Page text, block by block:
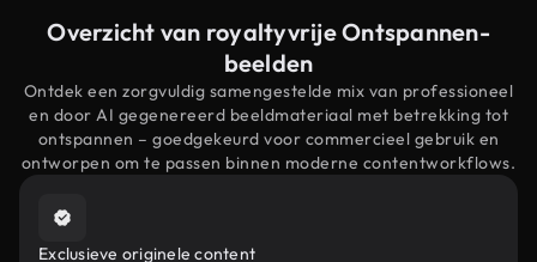
Overzicht van royaltyvrije Ontspannen-
beelden
Ontdek een zorgvuldig samengestelde mix van professioneel
en door AI gegenereerd beeldmateriaal met betrekking tot
ontspannen – goedgekeurd voor commercieel gebruik en
ontworpen om te passen binnen moderne contentworkflows.
Exclusieve originele content